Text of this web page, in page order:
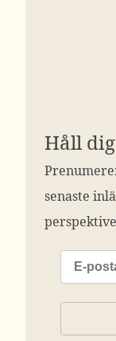
Håll
senaste